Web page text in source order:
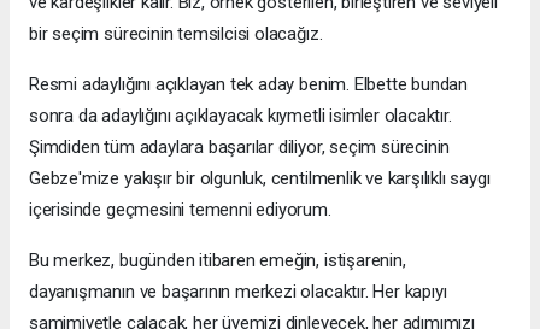
bir seçim sürecinin temsilcisi olacağız.
Resmi adaylığını açıklayan tek aday benim. Elbette bundan
sonra da adaylığını açıklayacak kıymetli isimler olacaktır.
Şimdiden tüm adaylara başarılar diliyor, seçim sürecinin
Gebze'mize yakışır bir olgunluk, centilmenlik ve karşılıklı saygı
içerisinde geçmesini temenni ediyorum.
Bu merkez, bugünden itibaren emeğin, istişarenin,
dayanışmanın ve başarının merkezi olacaktır. Her kapıyı
samimiyetle çalacak, her üyemizi dinleyecek, her adımımızı